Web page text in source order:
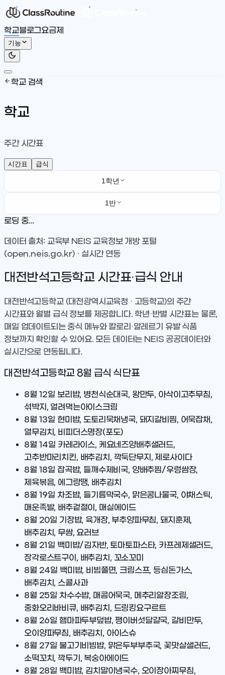
학교블로그요금제
기능
학교 검색
학교
주간 시간표
시간표 급식
1학년
1반
로딩 중...
데이터 출처: 교육부 NEIS 교육정보 개방 포털
(open.neis.go.kr) · 실시간 연동
대전반석고등학교 시간표·급식 안내
대전반석고등학교(대전광역시교육청 · 고등학교)의 주간
시간표와 월별 급식 정보를 제공합니다. 학년·반별 시간표는 물론,
매일 업데이트되는 중식 메뉴와 칼로리·알레르기 유발 식품
정보까지 확인할 수 있어요. 모든 데이터는 NEIS 공공데이터와
실시간으로 연동됩니다.
대전반석고등학교 8월 급식 식단표
8월 12일 보리밥, 병천식순대국, 왕만두, 아삭이고추무침,
섞박지, 얼려먹는아이스크림
8월 13일 현미밥, 도토리묵채냉국, 돼지갈비찜, 어묵잡채,
열무김치, 비피더스명장(포도)
8월 14일 카레라이스, 케요네즈양배추샐러드,
고추반마리치킨, 배추김치, 깍둑단무지, 제로사이다
8월 18일 잡곡밥, 들깨수제비국, 양배추찜/우렁쌈장,
제육볶음, 에그랑땡, 배추김치
8월 19일 차조밥, 들기름막국수, 맑은콩나물국, 야채스틱,
매운족발, 배추겉절이, 매실에이드
8월 20일 기장밥, 육개장, 부추양파무침, 돼지훈제,
배추김치, 무쌈, 요러브
8월 21일 백미밥/김자반, 토마토파스타, 카프레제샐러드,
장각로스트구이, 배추김치, 꼬소꼬미
8월 24일 백미밥, 비빔쫄면, 크림스프, 등심돈가스,
배추김치, 스콜사과
8월 25일 차수수밥, 매콤어묵국, 메추리알장조림,
중화오리바비큐, 배추김치, 드링킹요구르트
8월 26일 햄마파두부덮밥, 팽이버섯달걀국, 갈비만두,
오이양파무침, 배추김치, 아이스슈
8월 27일 불고기비빔밥, 맑은두부부추국, 꽃맛살샐러드,
소떡꼬치, 깍두기, 복숭아에이드
8월 28일 백미밥, 김치말이냉국수, 오이장아찌무침,